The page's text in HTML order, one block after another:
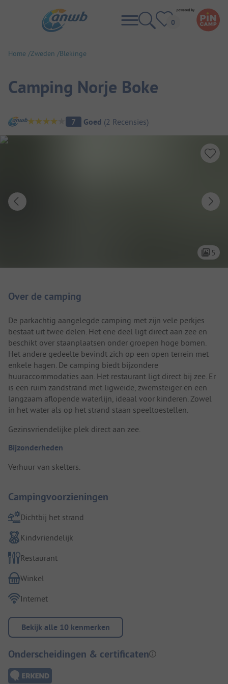
Home Zweden Blekinge
Camping Norje Boke
Camping overzicht
7 Goed (2 Recensies)
5
Over de camping
De parkachtig aangelegde camping met zijn vele perkjes
bestaat uit twee delen. Het ene deel ligt direct aan zee en
beschikt over staanplaatsen onder groepen hoge bomen.
Het andere gedeelte bevindt zich op een open terrein met
enkele hagen. De camping biedt bijzondere
huuraccommodaties aan. Het restaurant ligt direct bij zee. Er
is een ruim zandstrand met ligweide, zwemsteiger en een
langzaam aflopende waterlijn, ideaal voor kinderen. Zowel
in het water als op het strand staan speeltoestellen.
Gezinsvriendelijke plek direct aan zee.
Bijzonderheden
Verhuur van skelters.
Campingvoorzieningen
Dichtbij het strand
Kindvriendelijk
Restaurant
Winkel
Internet
Bekijk alle 10 kenmerken
Onderscheidingen & certificaten